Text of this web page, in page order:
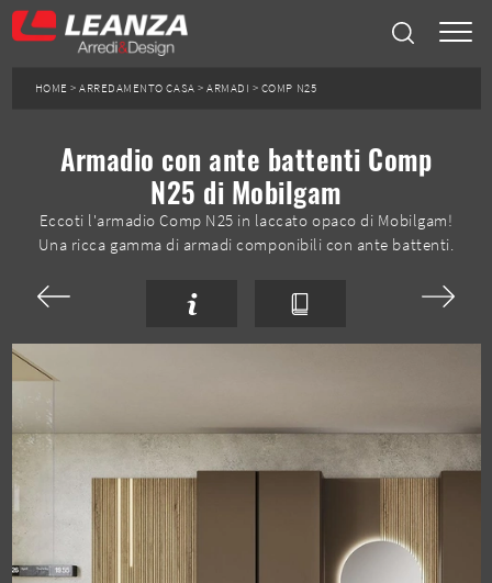
HOME >ARREDAMENTO CASA >ARMADI > COMP N25
Armadio con ante battenti Comp
N25 di Mobilgam
Eccoti l'armadio Comp N25 in laccato opaco di Mobilgam!
Una ricca gamma di armadi componibili con ante battenti.